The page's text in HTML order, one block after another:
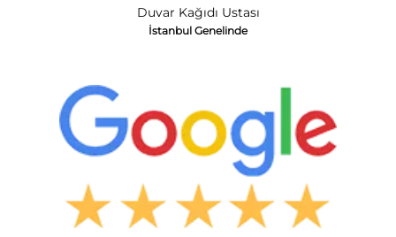
Duvar Kağıdı Ustası
İstanbul Genelinde